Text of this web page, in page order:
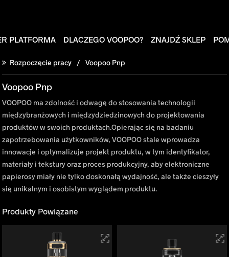
PLATFORMA DLACZEGO VOOPOO? ZNAJDŹ SKLEP
Rozpoczęcie pracy Voopoo Pnp
Voopoo Pnp
VOOPOO ma zdolność i odwagę do stosowania technologii
międzybranżowych i międzydziedzinowych do projektowania
produktów w swoich produktach.Opierając się na badaniu
zapotrzebowania użytkowników, VOOPOO stale wprowadza
innowacje i optymalizuje projekt produktu, w tym identyfikator,
materiały i tekstury oraz proces produkcyjny, aby elektroniczne
papierosy miały nie tylko doskonałą wydajność, ale także cieszyły
się unikalnym i osobistym wyglądem produktu.
Produkty Powiązane